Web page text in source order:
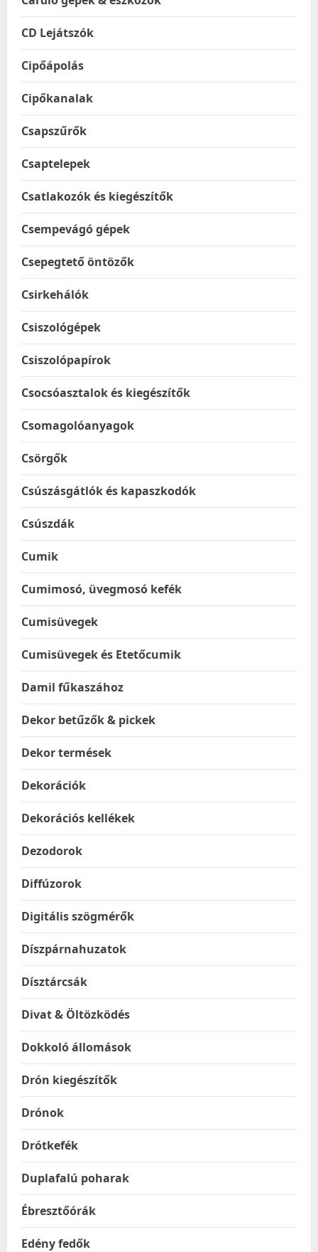
CD Lejátszók
Cipőápolás
Cipőkanalak
Csapszűrők
Csaptelepek
Csatlakozók és kiegészítők
Csempevágó gépek
Csepegtető öntözők
Csirkehálók
Csiszológépek
Csiszolópapírok
Csocsóasztalok és kiegészítők
Csomagolóanyagok
Csörgők
Csúszásgátlók és kapaszkodók
Csúszdák
Cumik
Cumimosó, üvegmosó kefék
Cumisüvegek
Cumisüvegek és Etetőcumik
Damil fűkaszához
Dekor betűzők & pickek
Dekor termések
Dekorációk
Dekorációs kellékek
Dezodorok
Diffúzorok
Digitális szögmérők
Díszpárnahuzatok
Dísztárcsák
Divat & Öltözködés
Dokkoló állomások
Drón kiegészítők
Drónok
Drótkefék
Duplafalú poharak
Ébresztőórák
Edény fedők